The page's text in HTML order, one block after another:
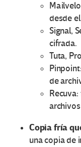
desde
Signal,
cifrada.
Tuta,
de
Copia fría
una copia de